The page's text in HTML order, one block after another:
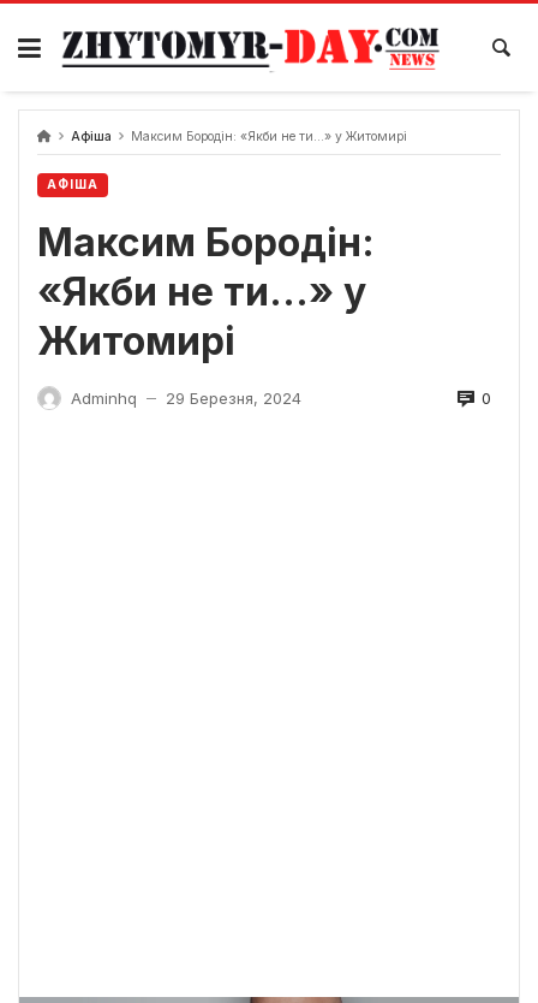
Skip
content
Афіша Максим Бородін: «Якби не ти…» у Житомирі
АФІША
Максим Бородін:
«Якби не ти…» у
Житомирі
Adminhq — 29 Березня, 2024 0